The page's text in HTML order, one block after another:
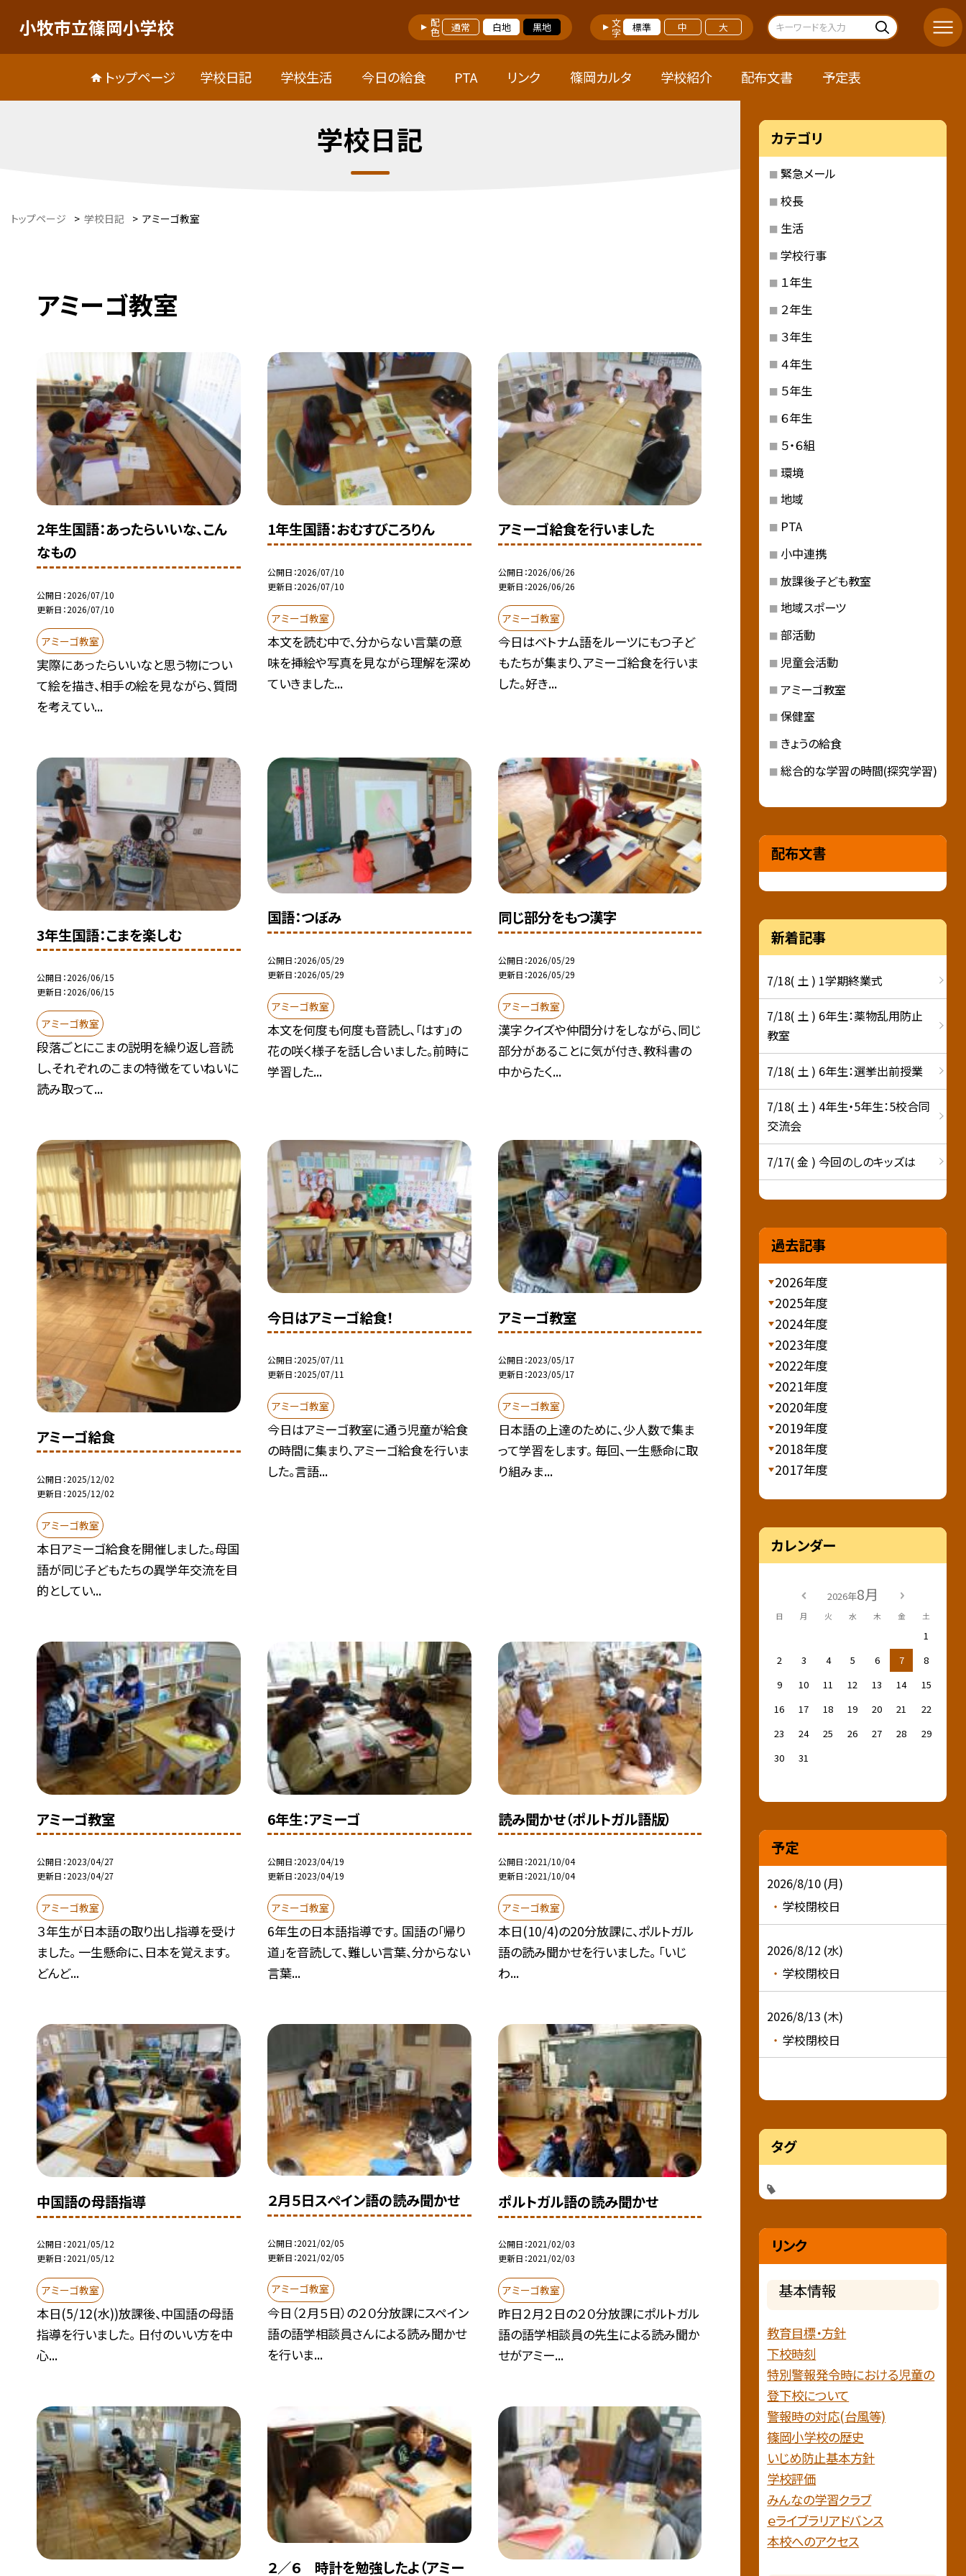
小牧市立篠岡小学校 配色 通常 白地 黒地 文字 標準 中 大
トップページ 学校日記 学校生活 今日の給食 PTA リンク 篠岡カルタ 学校紹介 配布文書 予定表
学校日記
トップページ > 学校日記 > アミーゴ教室
アミーゴ教室
2年生国語：あったらいいな、こん
なもの
公開日 2026/07/10
更新日 2026/07/10
アミーゴ教室
実際にあったらいいなと思う物につい
て絵を描き、相手の絵を見ながら、質問
を考えてい...
1年生国語：おむすびころりん
公開日 2026/07/10
更新日 2026/07/10
アミーゴ教室
本文を読む中で、分からない言葉の意
味を挿絵や写真を見ながら理解を深め
ていきました...
アミーゴ給食を行いました
公開日 2026/06/26
更新日 2026/06/26
アミーゴ教室
今日はベトナム語をルーツにもつ子ど
もたちが集まり、アミーゴ給食を行いま
した。好き...
3年生国語：こまを楽しむ
公開日 2026/06/15
更新日 2026/06/15
アミーゴ教室
段落ごとにこまの説明を繰り返し音読
し、それぞれのこまの特徴をていねいに
読み取って...
国語：つぼみ
公開日 2026/05/29
更新日 2026/05/29
アミーゴ教室
本文を何度も何度も音読し、「はす」の
花の咲く様子を話し合いました。前時に
学習した...
同じ部分をもつ漢字
公開日 2026/05/29
更新日 2026/05/29
アミーゴ教室
漢字クイズや仲間分けをしながら、同じ
部分があることに気が付き、教科書の
中からたく...
アミーゴ給食
公開日 2025/12/02
更新日 2025/12/02
アミーゴ教室
本日アミーゴ給食を開催しました。母国
語が同じ子どもたちの異学年交流を目
的としてい...
今日はアミーゴ給食！
公開日 2025/07/11
更新日 2025/07/11
アミーゴ教室
今日はアミーゴ教室に通う児童が給食
の時間に集まり、アミーゴ給食を行いま
した。言語...
アミーゴ教室
公開日 2023/05/17
更新日 2023/05/17
アミーゴ教室
日本語の上達のために、少人数で集ま
って学習をします。 毎回、一生懸命に取
り組みま...
アミーゴ教室
公開日 2023/04/27
更新日 2023/04/27
アミーゴ教室
３年生が日本語の取り出し指導を受け
ました。 一生懸命に、日本を覚えます。
どんど...
6年生：アミーゴ
公開日 2023/04/19
更新日 2023/04/19
アミーゴ教室
6年生の日本語指導です。 国語の「帰り
道」を音読して、難しい言葉、分からない
言葉...
読み聞かせ（ポルトガル語版）
公開日 2021/10/04
更新日 2021/10/04
アミーゴ教室
本日(10/4)の20分放課に、ポルトガル
語の読み聞かせを行いました。 「いじ
わ...
中国語の母語指導
公開日 2021/05/12
更新日 2021/05/12
アミーゴ教室
本日(5/12(水))放課後、中国語の母語
指導を行いました。 日付のいい方を中
心...
２月５日スペイン語の読み聞かせ
公開日 2021/02/05
更新日 2021/02/05
アミーゴ教室
今日（２月５日）の２０分放課にスペイン
語の語学相談員さんによる読み聞かせ
を行いま...
ポルトガル語の読み聞かせ
公開日 2021/02/03
更新日 2021/02/03
アミーゴ教室
昨日２月２日の２０分放課にポルトガル
語の語学相談員の先生による読み聞か
せがアミー...
２／６ 時計を勉強したよ（アミー
カテゴリ
緊急メール
校長
生活
学校行事
１年生
２年生
３年生
４年生
５年生
６年生
５・６組
環境
地域
PTA
小中連携
放課後子ども教室
地域スポーツ
部活動
児童会活動
アミーゴ教室
保健室
きょうの給食
総合的な学習の時間(探究学習)
配布文書
新着記事
7/18( 土 ) 1学期終業式
7/18( 土 ) 6年生：薬物乱用防止
教室
7/18( 土 ) 6年生：選挙出前授業
7/18( 土 ) 4年生・5年生：5校合同
交流会
7/17( 金 ) 今回のしのキッズは
過去記事
2026年度
2025年度
2024年度
2023年度
2022年度
2021年度
2020年度
2019年度
2018年度
2017年度
カレンダー
2026年8月
日 月 火 水 木 金 土
1
2
3 4 5 6 7
8
9
10 11 12 13 14
15
16
17 18 19 20 21
22
23
24 25 26 27 28
29
30
31
予定
2026/8/10 (月)
学校閉校日
2026/8/12 (水)
学校閉校日
2026/8/13 (木)
学校閉校日
タグ
リンク
基本情報
教育目標・方針
下校時刻
特別警報発令時における児童の
登下校について
警報時の対応(台風等)
篠岡小学校の歴史
いじめ防止基本方針
学校評価
みんなの学習クラブ
ｅライブラリアドバンス
本校へのアクセス